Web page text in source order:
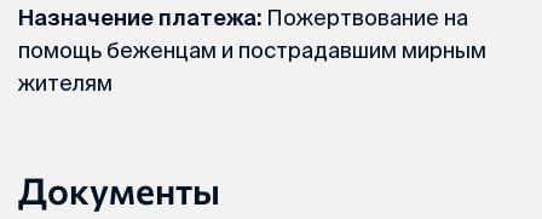
Назначение платежа: Пожертвование на
помощь беженцам и пострадавшим мирным
жителям
Документы